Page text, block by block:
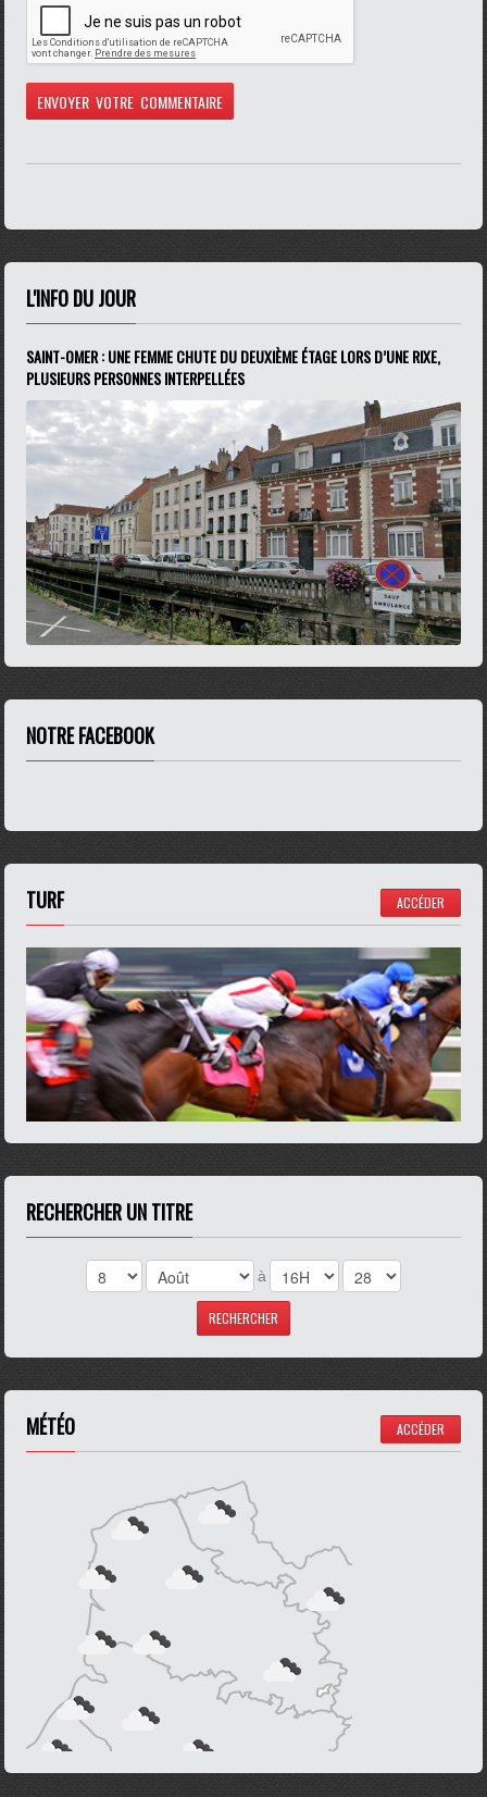
L'INFO DU JOUR
SAINT-OMER : UNE FEMME CHUTE DU DEUXIÈME ÉTAGE LORS D’UNE RIXE,
PLUSIEURS PERSONNES INTERPELLÉES
NOTRE FACEBOOK
TURF ACCÉDER
RECHERCHER UN TITRE
à
MÉTÉO ACCÉDER